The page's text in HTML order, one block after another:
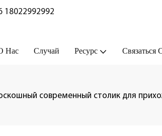
18022992992
Нас Случай Ресурс Связаться
современный столик для